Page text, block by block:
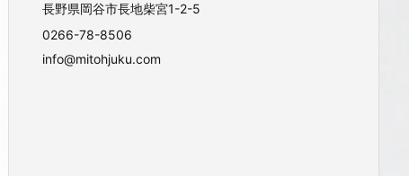
長野県岡谷市長地柴宮1-2-5
0266-78-8506
info@mitohjuku.com